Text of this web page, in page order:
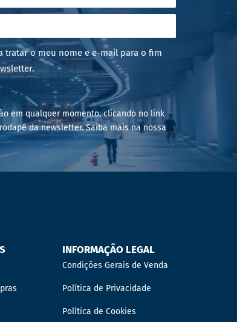
tratar o meu nome e e-mail para o fim
em qualquer momento, clicando no link
da newsletter. Saiba mais na nossa
INFORMAÇÃO LEGAL
Condições Gerais de Venda
Política de Privacidade
Política de Cookies